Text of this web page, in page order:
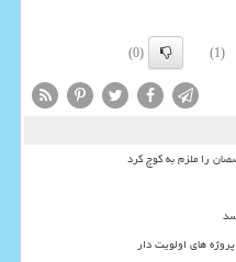
(1)
(0)
را ملزم به کوچ کرد
های اولویت دار